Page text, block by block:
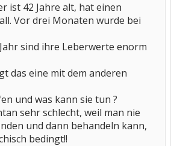
ist 42 Jahre alt, hat einen
Vor drei Monaten wurde bei
sind ihre Leberwerte enorm
das eine mit dem anderen
und was kann sie tun ?
sehr schlecht, weil man nie
und dann behandeln kann,
bedingt!!